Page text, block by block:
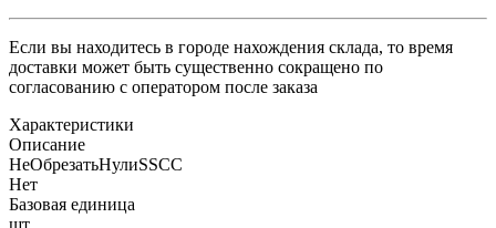
Если вы находитесь в городе нахождения склада, то время
доставки может быть существенно сокращено по
согласованию с оператором после заказа
Характеристики
Описание
НеОбрезатьНулиSSCC
Нет
Базовая единица
шт